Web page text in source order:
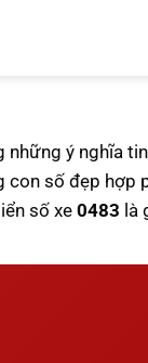
ý nghĩa
số đẹp hợp
số xe 0483 là